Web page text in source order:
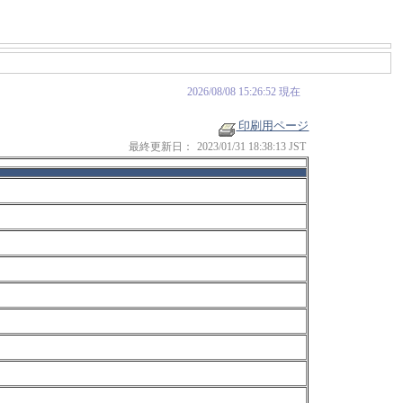
2026/08/08 15:26:52 現在
印刷用ページ
最終更新日： 2023/01/31 18:38:13 JST